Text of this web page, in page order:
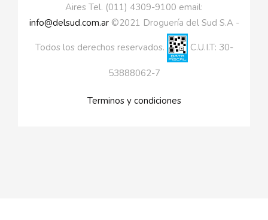
Aires Tel. (011) 4309-9100 email:
info@delsud.com.ar©2021 Droguería del Sud S.A -
Todos los derechos reservados. C.U.I.T: 30-
53888062-7
Terminos y condiciones